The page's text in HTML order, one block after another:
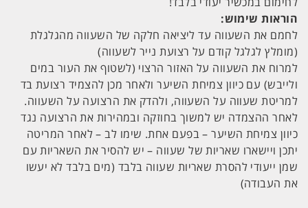
הוראות שימוש:
לחמם את השעווה עד ליציאה חלקה של השעווה מהגלגלת
(מומלץ לגלגל קודם על רצועת נייר לשעווה)
למרוח את השעווה על האזור הרצוי (לשטוף את העור במים
ולייבש) עם כיוון צמיחת השיער ולאחר מכן להצמיד רצועת בד
למריטת שעווה על השעווה, ולהדק את הרצועה על השעווה.
לאחר ההצמדה יש למשוך בחוזקה ובמהירות את הרצועה נגד
כיוון צמיחת השיער – בפעם אחת. שימו לב – לאחר המריטה
יתכן ויישארו שאריות של שעווה – יש להסיר את השאריות עם
שמן ייעודי להסרת שאריות שעווה בלבד (מים בלבד לא יעשו
את העבודה)